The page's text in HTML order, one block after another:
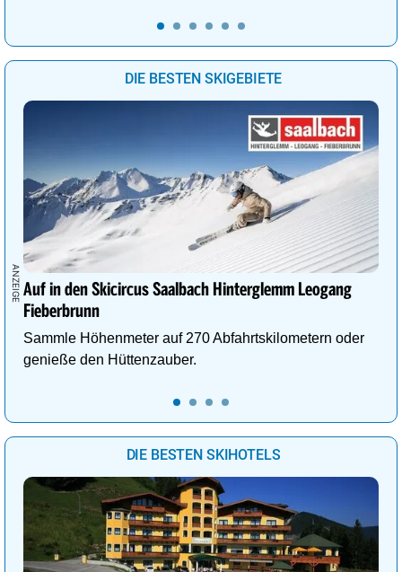
DIE BESTEN SKIGEBIETE
Auf in den Skicircus Saalbach Hinterglemm Leogang
Fieberbrunn
Sammle Höhenmeter auf 270 Abfahrtskilometern oder
genieße den Hüttenzauber.
DIE BESTEN SKIHOTELS